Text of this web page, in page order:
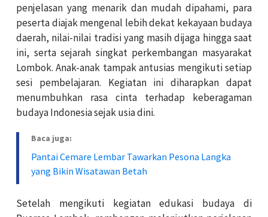
penjelasan yang menarik dan mudah dipahami, para
peserta diajak mengenal lebih dekat kekayaan budaya
daerah, nilai-nilai tradisi yang masih dijaga hingga saat
ini, serta sejarah singkat perkembangan masyarakat
Lombok. Anak-anak tampak antusias mengikuti setiap
sesi pembelajaran. Kegiatan ini diharapkan dapat
menumbuhkan rasa cinta terhadap keberagaman
budaya Indonesia sejak usia dini.
Baca juga:
Pantai Cemare Lembar Tawarkan Pesona Langka
yang Bikin Wisatawan Betah
Setelah mengikuti kegiatan edukasi budaya di